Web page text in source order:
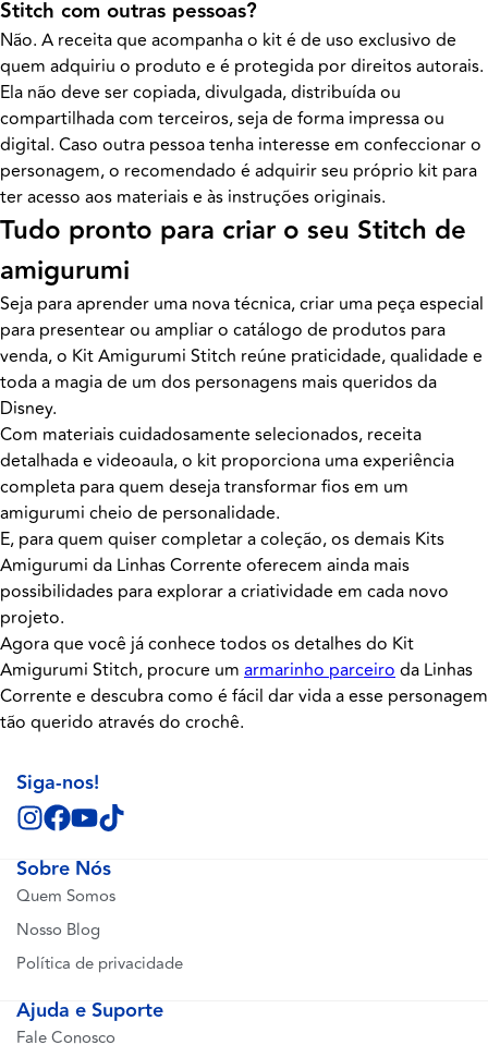
Stitch com outras pessoas?
Não. A receita que acompanha o kit é de uso exclusivo de
quem adquiriu o produto e é protegida por direitos autorais.
Ela não deve ser copiada, divulgada, distribuída ou
compartilhada com terceiros, seja de forma impressa ou
digital. Caso outra pessoa tenha interesse em confeccionar o
personagem, o recomendado é adquirir seu próprio kit para
ter acesso aos materiais e às instruções originais.
Tudo pronto para criar o seu Stitch de
amigurumi
Seja para aprender uma nova técnica, criar uma peça especial
para presentear ou ampliar o catálogo de produtos para
venda, o Kit Amigurumi Stitch reúne praticidade, qualidade e
toda a magia de um dos personagens mais queridos da
Disney.
Com materiais cuidadosamente selecionados, receita
detalhada e videoaula, o kit proporciona uma experiência
completa para quem deseja transformar fios em um
amigurumi cheio de personalidade.
E, para quem quiser completar a coleção, os demais Kits
Amigurumi da Linhas Corrente oferecem ainda mais
possibilidades para explorar a criatividade em cada novo
projeto.
Agora que você já conhece todos os detalhes do Kit
Amigurumi Stitch, procure um armarinho parceiroda Linhas
Corrente e descubra como é fácil dar vida a esse personagem
tão querido através do crochê.
Sobre Nós
Quem Somos
Nosso Blog
Política de privacidade
Ajuda e Suporte
Fale Conosco
Siga-nos!